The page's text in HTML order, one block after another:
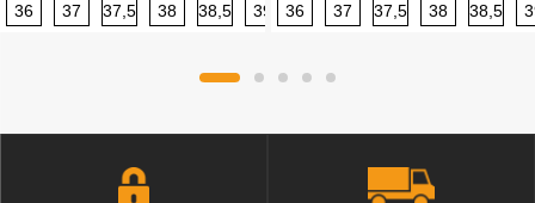
36 37 37,5 38 38,5 39 40 40,5 41 42 42,5
36 37 37,5 38 38,5